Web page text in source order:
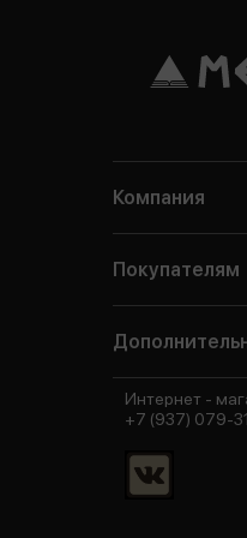
Компания
Покупателям
Интернет -
+7 (937) 079-